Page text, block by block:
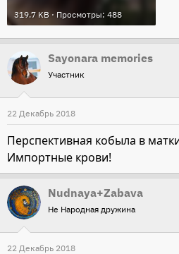
319.7 KB · Просмотры: 488
Sayonara memories
Участник
22 Декабрь 2018
Перспективная кобыла в
Импортные крови!
Nudnaya+Zabava
Не Народная дружина
22 Декабрь 2018